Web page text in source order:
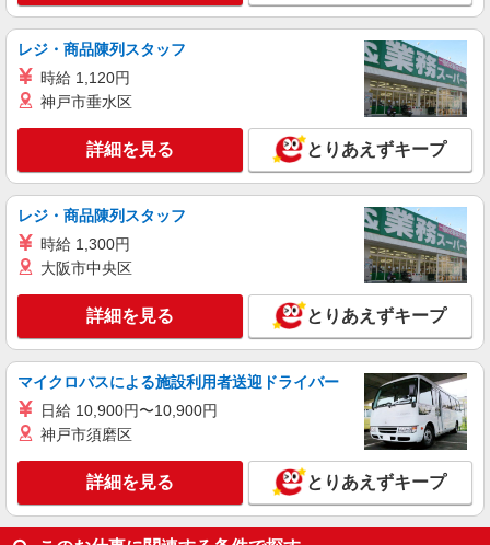
キープ 詳細を見る
派遣社員
株式会社kotrio /●MT-H-2067981
笛吹市｜まずは送迎業務で活躍しよう◎デイサ
ービスSTAFF
時給1500円〜2125円 ＜日払い有/週払い有/交
通費全支給(ガソリン代含む)＞
詳細を見る
株式会社kotrio /●MT-H-2068705
＼収入アップを全面サポート／小規模デイ
STAFF｜資格支援制度あり
時給1500円〜2125円 ＜日払い有/週払い有/交
笛吹市
キープ 詳細を見る
レジ・商品陳列スタッフ
時給 1,120円
神戸市垂水区
詳細を見る とりあえずキープ
レジ・商品陳列スタッフ
時給 1,300円
大阪市中央区
詳細を見る とりあえずキープ
マイクロバスによる施設利用者送迎ドライバー
日給 10,900円〜10,900円
神戸市須磨区
詳細を見る とりあえずキープ